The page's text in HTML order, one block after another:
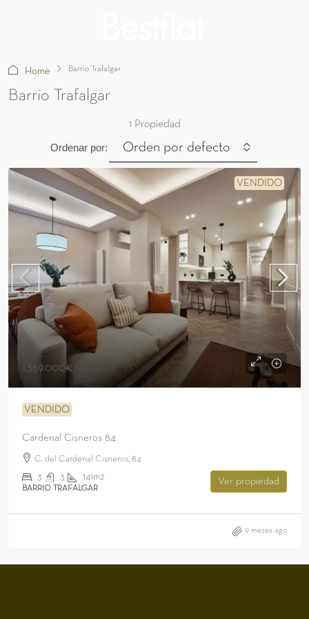
Home Barrio Trafalgar
Barrio Trafalgar
1 Propiedad
Ordenar por: Orden por defecto
VENDIDO
1.359.000€
VENDIDO
Cardenal Cisneros 84
C. del Cardenal Cisneros, 84
3 3 141m2
BARRIO TRAFALGAR
Ver propiedad
9 meses ago